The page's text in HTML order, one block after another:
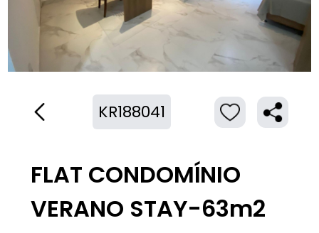
KR188041
FLAT CONDOMÍNIO
VERANO STAY-63m2